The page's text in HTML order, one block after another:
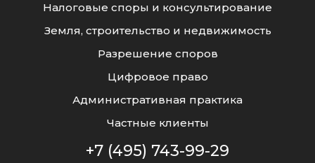
Налоговые споры и консультирование
Земля, строительство и недвижимость
Разрешение споров
Цифровое право
Административная практика
Частные клиенты
+7 (495) 743-99-29